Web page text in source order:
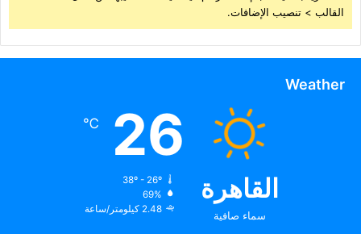
القالب > تنصيب الإضافات.
Weather
القاهرة
سماء صافية
26
℃
38º - 26º
69%
2.48 كيلومتر/ساعة